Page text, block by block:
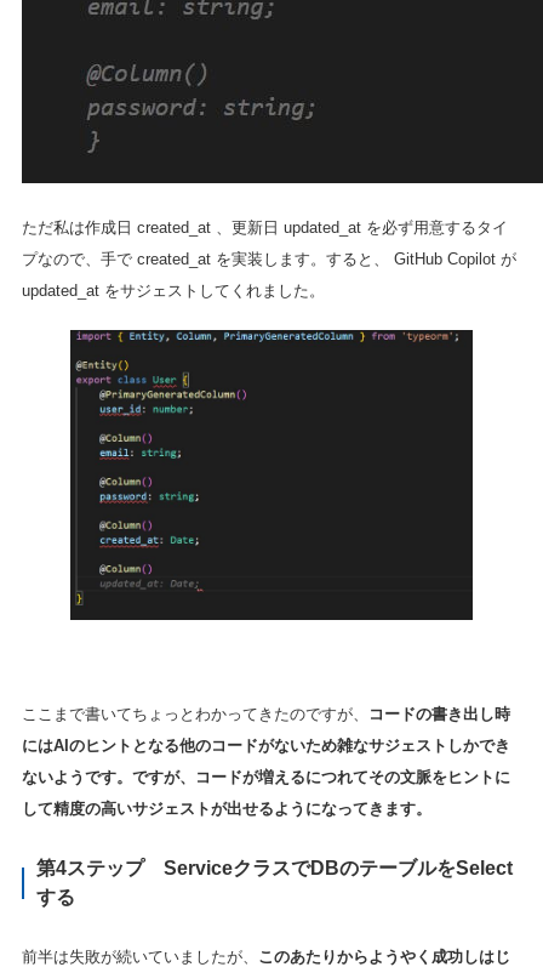
ただ私は作成日 created_at 、更新日 updated_at を必ず用意するタイ
プなので、手で created_at を実装します。すると、 GitHub Copilot が
updated_at をサジェストしてくれました。
ここまで書いてちょっとわかってきたのですが、
コードの書き出し時
にはAIのヒントとなる他のコードがないため雑なサジェストしかでき
ないようです。ですが、コードが増えるにつれてその文脈をヒントに
して精度の高いサジェストが出せるようになってきます。
第4ステップ ServiceクラスでDBのテーブルをSelect
する
前半は失敗が続いていましたが、 このあたりからようやく成功しはじ